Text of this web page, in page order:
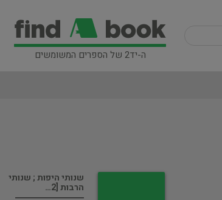
ה-יד2 של הספרים המשומשים
שנותי היפות ; שנותי
הרבות [2…